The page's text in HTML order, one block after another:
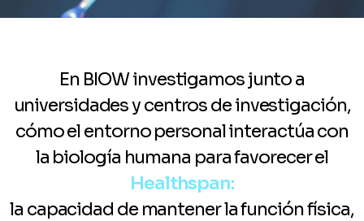
En BIOW investigamos junto a
universidades y centros de investigación,
cómo el entorno personal interactúa con
la biología humana para favorecer el
Healthspan:
la capacidad de mantener la función física,